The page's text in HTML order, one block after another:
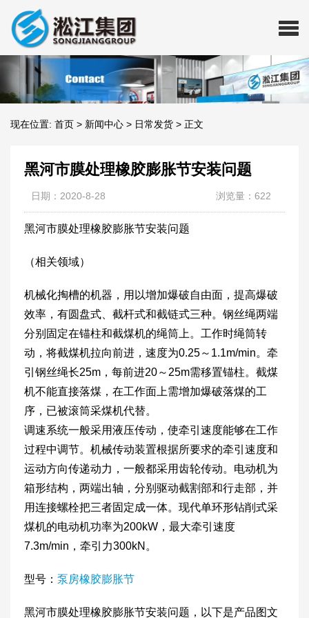
现在位置: 首页 > 新闻中心 > 日常发货 > 正文
黑河市膜处理橡胶膨胀节安装问题
日期：2020-8-28 浏览量：622
黑河市膜处理橡胶膨胀节安装问题
（相关领域）
机械化掏槽的机器，用以增加爆破自由面，提高爆破
效率，有圆盘式、截杆式和截链式三种。钢丝绳两端
分别固定在锚柱和截煤机的绳筒上。工作时绳筒转
动，将截煤机拉向前进，速度为0.25～1.1m/min。牵
引钢丝绳长25m，每前进20～25m需移置锚柱。截煤
机不能直接落煤，在工作面上需增加爆破落煤的工
序，已被滚筒采煤机代替。
调速系统一般采用液压传动，使牵引速度能够在工作
过程中调节。机械传动装置根据所要求的牵引速度和
运动方向传递动力，一般都采用齿轮传动。电动机为
箱形结构，两端出轴，分别驱动截割部和行走部，并
用连接螺栓把三者固定成一体。现代单环形钻削式采
煤机的电动机功率为200kW，最大牵引速度
7.3m/min，牵引力300kN。
型号： 泵房橡胶膨胀节
黑河市膜处理橡胶膨胀节安装问题，以下是产品图文